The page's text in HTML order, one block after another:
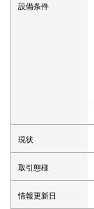
設備条件
現状
取引態様
情報更新日